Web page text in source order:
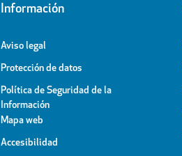
Información
Aviso legal
Protección de datos
Política de Seguridad de la
Información
Mapa web
Accesibilidad